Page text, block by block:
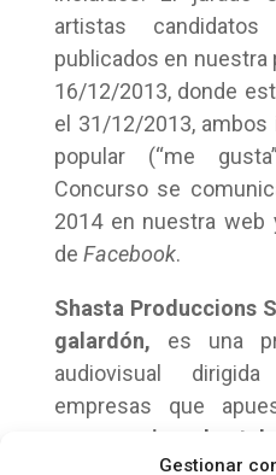
Gestionar
artistas
publicados en nuestra
16/12/2013, donde
el 31/12/2013,
popular (“me
Concurso se
2014 en nuestra web
de Facebook.
Shasta Produccions
galardón, es una
audiovisual
empresas que
compromiso a los